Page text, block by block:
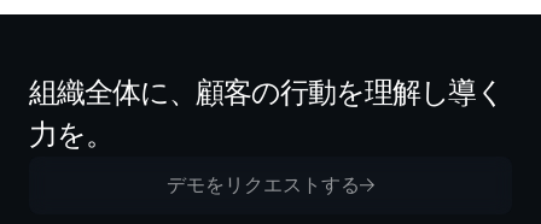
組織全体に、顧客の行動を理解し導く
力を。
デモをリクエストする